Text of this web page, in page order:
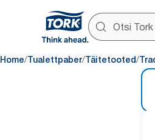
Home/Tualettpaber/Täitetooted/